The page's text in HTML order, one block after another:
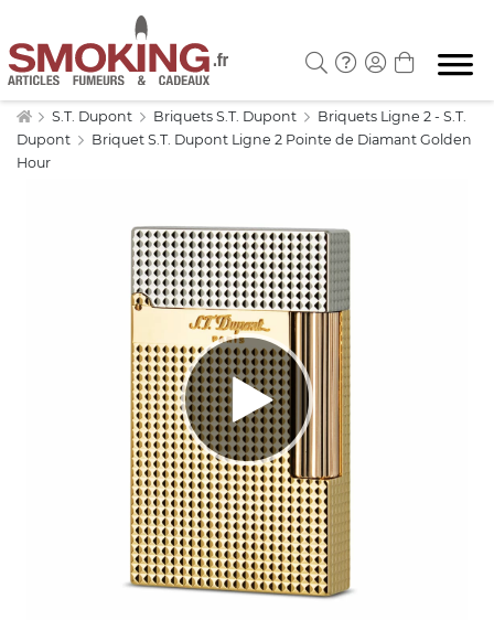
S.T. Dupont Briquets S.T. Dupont
Briquets Ligne 2 - S.T.
Dupont
Briquet S.T. Dupont Ligne 2 Pointe de Diamant Golden
Hour